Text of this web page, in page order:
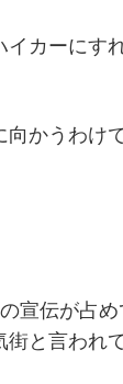
カーにす
かうわけで
宣伝が占
と言われ